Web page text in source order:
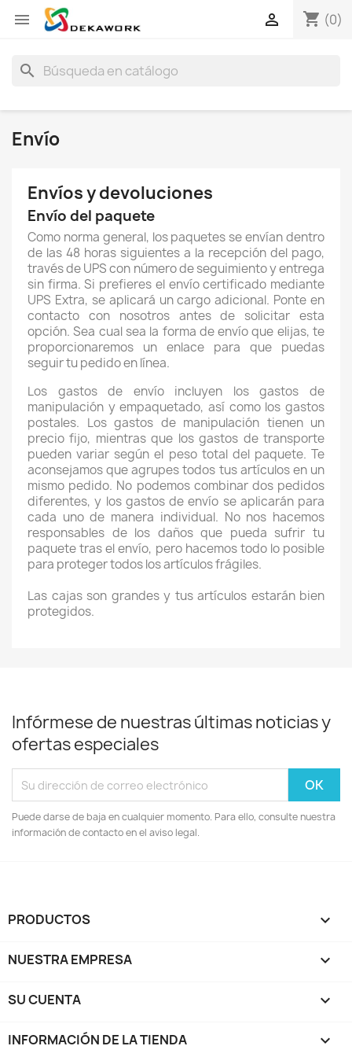
 shopping_cart (0)

search
Envío
Envíos y devoluciones
Envío del paquete
Como norma general, los paquetes se envían dentro
de las 48 horas siguientes a la recepción del pago,
través de UPS con número de seguimiento y entrega
sin firma. Si prefieres el envío certificado mediante
UPS Extra, se aplicará un cargo adicional. Ponte en
contacto con nosotros antes de solicitar esta
opción. Sea cual sea la forma de envío que elijas, te
proporcionaremos un enlace para que puedas
seguir tu pedido en línea.
Los gastos de envío incluyen los gastos de
manipulación y empaquetado, así como los gastos
postales. Los gastos de manipulación tienen un
precio fijo, mientras que los gastos de transporte
pueden variar según el peso total del paquete. Te
aconsejamos que agrupes todos tus artículos en un
mismo pedido. No podemos combinar dos pedidos
diferentes, y los gastos de envío se aplicarán para
cada uno de manera individual. No nos hacemos
responsables de los daños que pueda sufrir tu
paquete tras el envío, pero hacemos todo lo posible
para proteger todos los artículos frágiles.
Las cajas son grandes y tus artículos estarán bien
protegidos.
Infórmese de nuestras últimas noticias y
ofertas especiales
Puede darse de baja en cualquier momento. Para ello, consulte nuestra
información de contacto en el aviso legal.
PRODUCTOS 
NUESTRA EMPRESA 
SU CUENTA 
INFORMACIÓN DE LA TIENDA keyboard_arrow_down